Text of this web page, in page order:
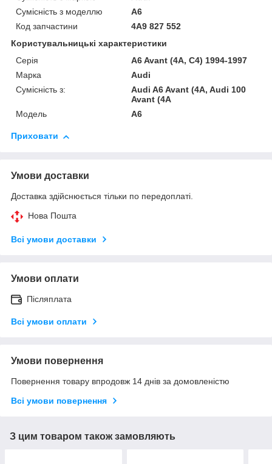
Сумісність з моделлю
A6
Код запчастини
4A9 827 552
Користувальницькі характеристики
Серія
A6 Avant (4A, C4) 1994-1997
Марка
Audi
Сумісність з:
Audi A6 Avant (4A, Audi 100
Avant (4A
Модель
A6
Приховати
Умови доставки
Доставка здійснюється тільки по передоплаті.
Нова Пошта
Всі умови доставки
Умови оплати
Післяплата
Всі умови оплати
Умови повернення
Повернення товару впродовж 14 днів за домовленістю
Всі умови повернення
З цим товаром також замовляють